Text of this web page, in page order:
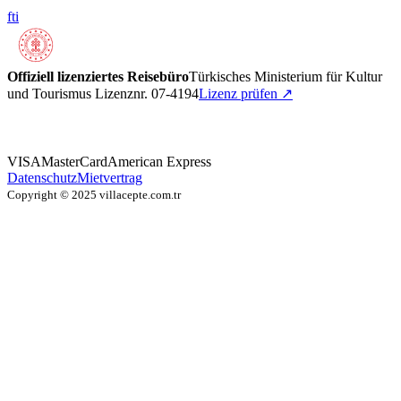
fti
Offiziell lizenziertes ReisebüroTürkisches Ministerium für Kultur
und Tourismus Lizenznr. 07-4194Lizenz prüfen ↗
VISAMasterCardAmerican Express
DatenschutzMietvertrag
Copyright © 2025 villacepte.com.tr